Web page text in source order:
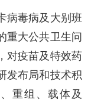
病毒病及大别班
重大公共卫生问
对疫苗及特效药
发布局和技术积
重组、载体及